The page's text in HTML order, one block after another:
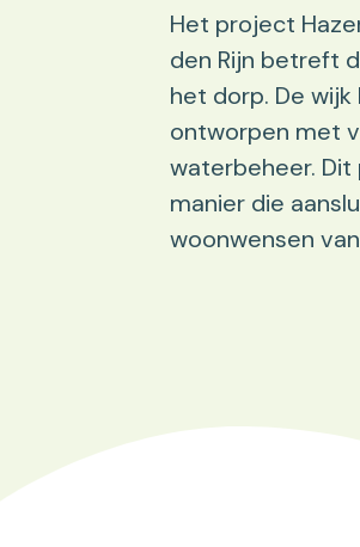
Het project
den Rijn betreft
het dorp. De
ontworpen met
waterbeheer.
manier die
woonwensen